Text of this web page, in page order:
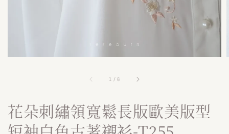
1 / 6
花朵刺繡領寬鬆長版歐美版型